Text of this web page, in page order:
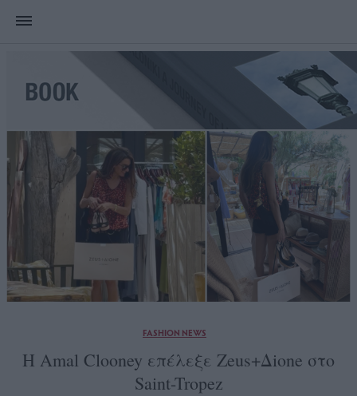
FASHION NEWS
Η Amal Clooney επέλεξε Zeus+Δione στο
Saint-Tropez